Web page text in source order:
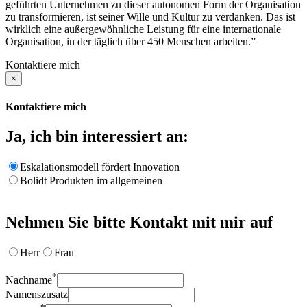
geführten Unternehmen zu dieser autonomen Form der Organisation
zu transformieren, ist seiner Wille und Kultur zu verdanken. Das ist
wirklich eine außergewöhnliche Leistung für eine internationale
Organisation, in der täglich über 450 Menschen arbeiten.”
Kontaktiere mich
×
Kontaktiere mich
Ja, ich bin interessiert an:
Eskalationsmodell fördert Innovation
Bolidt Produkten im allgemeinen
Nehmen Sie bitte Kontakt mit mir auf
Herr Frau
Nachname*
Namenszusatz